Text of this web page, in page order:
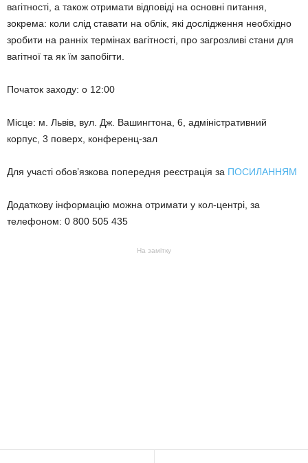
вагітності, а також отримати відповіді на основні питання,
зокрема: коли слід ставати на облік, які дослідження необхідно
зробити на ранніх термінах вагітності, про загрозливі стани для
вагітної та як їм запобігти.
Початок заходу: о 12:00
Місце: м. Львів, вул. Дж. Вашингтона, 6, адміністративний
корпус, 3 поверх, конференц-зал
Для участі обов’язкова попередня реєстрація за ПОСИЛАННЯМ
Додаткову інформацію можна отримати у кол-центрі, за
телефоном: 0 800 505 435
На замітку